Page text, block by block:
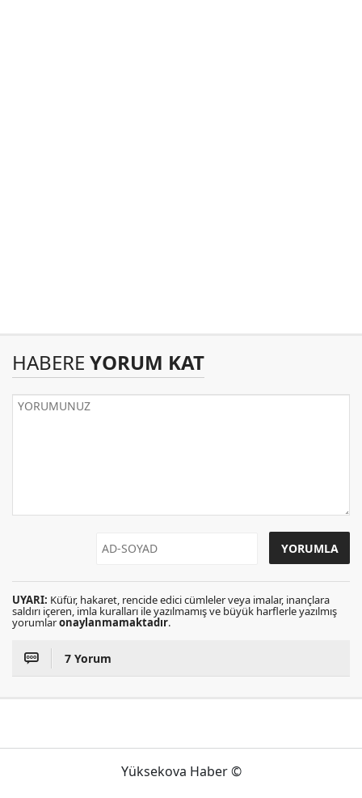
HABERE YORUM KAT
UYARI: Küfür, hakaret, rencide edici cümleler veya imalar, inançlara
saldırı içeren, imla kuralları ile yazılmamış ve büyük harflerle yazılmış
yorumlaronaylanmamaktadır.
7 Yorum
Yüksekova Haber ©